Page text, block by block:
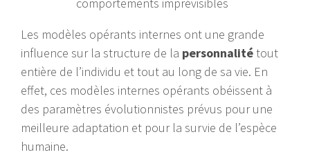
comportements imprévisibles
Les modèles opérants internes ont une grande
influence sur la structure de la personnalitétout
entière de l’individu et tout au long de sa vie. En
effet, ces modèles internes opérants obéissent à
des paramètres évolutionnistes prévus pour une
meilleure adaptation et pour la survie de l’espèce
humaine.